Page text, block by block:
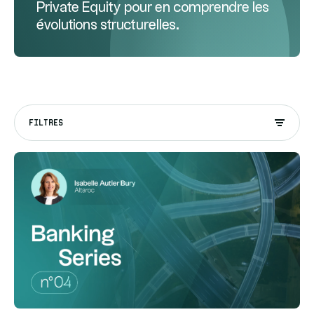
Private Equity pour en comprendre les
évolutions structurelles.
FILTRES